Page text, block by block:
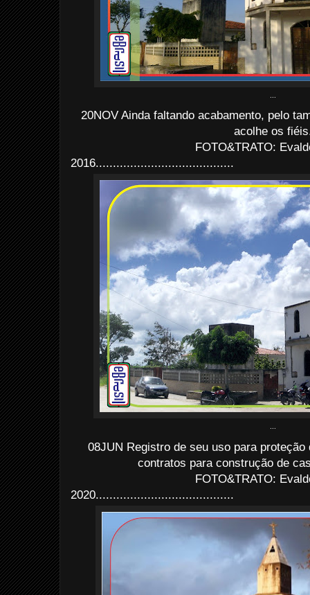
20NOV Ainda faltando acabamento, pelo
acolhe os
FOTO&TRATO:
2016........................................
08JUN Registro de seu uso para
contratos para construção de
FOTO&TRATO:
2020........................................